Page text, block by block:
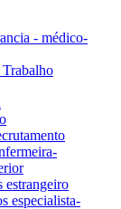
- médico-
estrangeiro
especialista-